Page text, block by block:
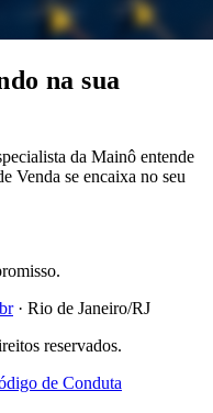
na sua
da Mainô entende
Venda se encaixa no seu
· Rio de Janeiro/RJ
reservados.
de Conduta